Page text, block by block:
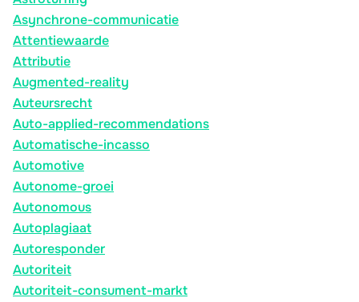
Asynchrone-communicatie
Attentiewaarde
Attributie
Augmented-reality
Auteursrecht
Auto-applied-recommendations
Automatische-incasso
Automotive
Autonome-groei
Autonomous
Autoplagiaat
Autoresponder
Autoriteit
Autoriteit-consument-markt